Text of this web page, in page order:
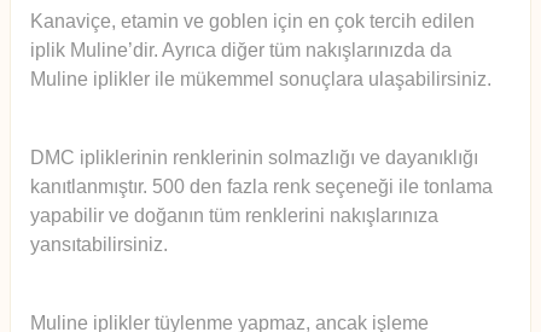
Kanaviçe, etamin ve goblen için en çok tercih edilen
iplik Muline’dir. Ayrıca diğer tüm nakışlarınızda da
Muline iplikler ile mükemmel sonuçlara ulaşabilirsiniz.
DMC ipliklerinin renklerinin solmazlığı ve dayanıklığı
kanıtlanmıştır. 500 den fazla renk seçeneği ile tonlama
yapabilir ve doğanın tüm renklerini nakışlarınıza
yansıtabilirsiniz.
Muline iplikler tüylenme yapmaz, ancak işleme